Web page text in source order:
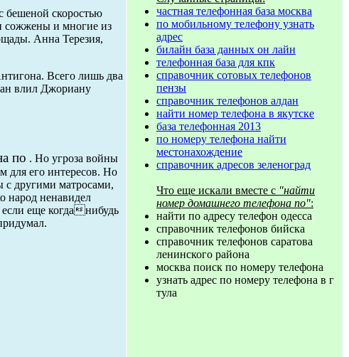
бешеной скоростью
сожжены и многие из
Анна Терезия,
Всего лишь два
влил Джориану
по . Но угроза войны
для его интересов. Но
с другими матросами,
народ ненавидел
еще когданибудь
частная телефонная база москва
по мобильному телефону узнать
адрес
билайн база данных он лайн
телефонная база для кпк
справочник сотовых телефонов
пензы
справочник телефонов алдан
найти номер телефона в якутске
база телефонная 2013
по номеру телефона найти
местонахождение
справочник адресов зеленоград
Что еще искали вместе с "найти
номер домашнего телефона по":
найти по адресу телефон одесса
справочник телефонов бийска
справочник телефонов саратова
ленинского района
москва поиск по номеру телефона
узнать адрес по номеру телефона в г
тула